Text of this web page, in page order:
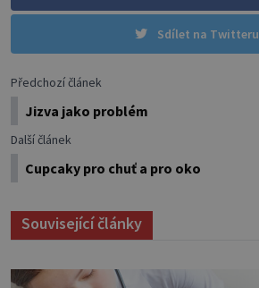
Sdílet na Twitteru
Předchozí článek
Jizva jako problém
Další článek
Cupcaky pro chuť a pro oko
Související články